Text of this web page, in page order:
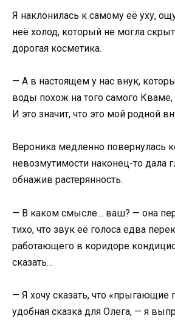
Я наклонилась к самому её уху,
неё холод, который не могла
дорогая косметика.
— А в настоящем у нас внук,
воды похож на того самого
И это значит, что это мой родной
Вероника медленно повернулась
невозмутимости наконец-то дала
обнажив растерянность.
— В каком смысле… ваш? — она
тихо, что звук её голоса едва
работающего в коридоре
сказать…
— Я хочу сказать, что «прыгающие
удобная сказка для Олега, — я